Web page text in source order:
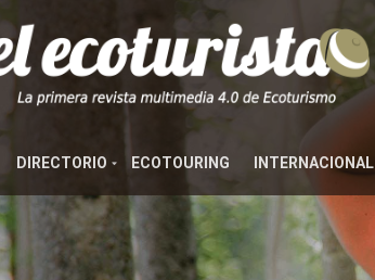
DIRECTORIO ECOTOURING INTERNACIONAL